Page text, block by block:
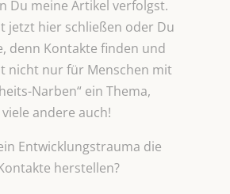
Du meine Artikel verfolgst.
jetzt hier schließen oder Du
denn Kontakte finden und
nicht nur für Menschen mit
Narben“ ein Thema,
andere auch!
Entwicklungstrauma die
herstellen?